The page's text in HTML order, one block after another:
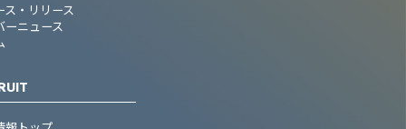
ス・リリース
ーニュース